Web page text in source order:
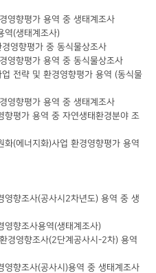
영향평가 용역 중 생태계조사
역(생태계조사)
영향평가 중 동식물상조사
영향평가 용역 중 동식물상조사
전략 및 환경영향평가 용역 (동식물
영향평가 용역 중 생태계조사
향평가 용역 중 자연생태환경분야 조
(에너지화)사업 환경영향평가 용역
영향조사(공사시2차년도) 용역 중 생
향조사용역(생태계조사)
경영향조사(2단계공사시-2차) 용역
향조사(공사시)용역 중 생태계조사